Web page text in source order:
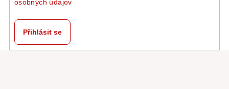
osobných údajov
Přihlásit se